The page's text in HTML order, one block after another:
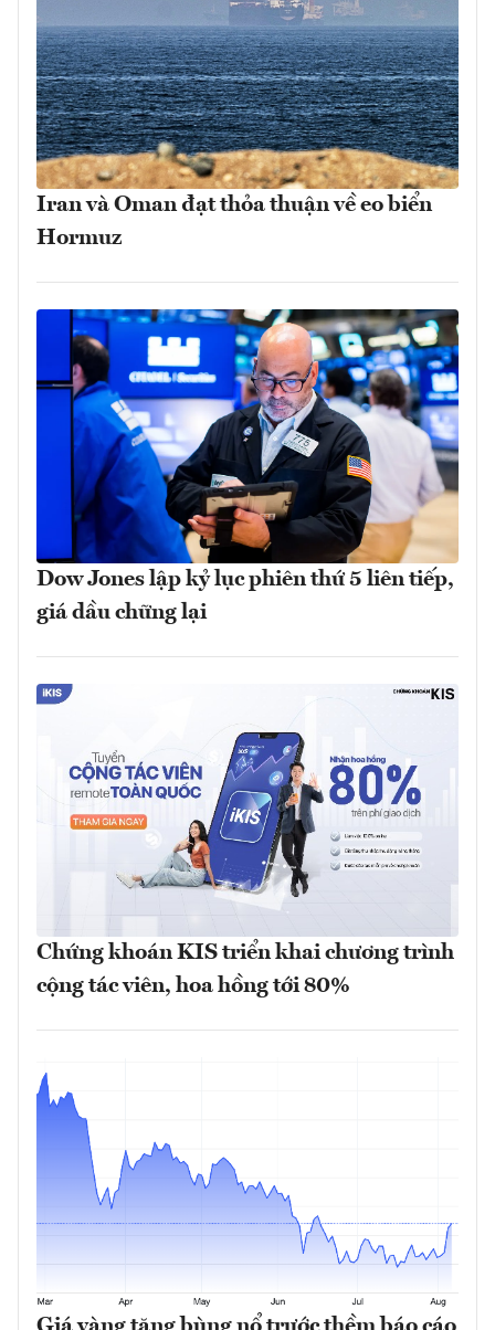
Iran và Oman đạt thỏa thuận về eo biển
Hormuz
Dow Jones lập kỷ lục phiên thứ 5 liên tiếp,
giá dầu chững lại
Chứng khoán KIS triển khai chương trình
cộng tác viên, hoa hồng tới 80%